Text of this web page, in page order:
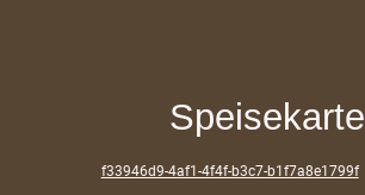
Speisekarte
f33946d9-4af1-4f4f-b3c7-b1f7a8e1799f